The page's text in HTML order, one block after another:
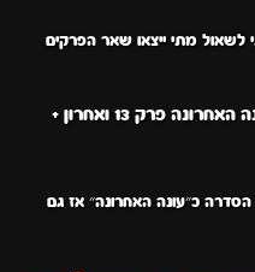
מתי ייצאו שאר הפרקים
גולדן קמואי העונה האחרונה פרק 13 ואחרון +
כ״עונה האחרונה״ אז גם